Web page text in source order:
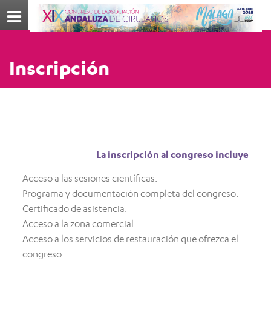
Menú
Inscripción
La inscripción al congreso incluye
Acceso a las sesiones científicas.
Programa y documentación completa del congreso.
Certificado de asistencia.
Acceso a la zona comercial.
Acceso a los servicios de restauración que ofrezca el
congreso.